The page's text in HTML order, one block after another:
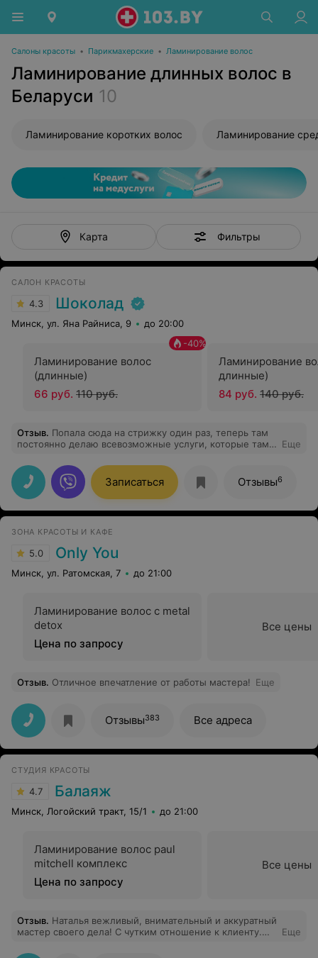
Салоны красоты • Парикмахерские • Ламинирование волос
Ламинирование длинных волос в
Беларуси 10
Ламинирование коротких волос Ламинирование
Карта Фильтры
САЛОН КРАСОТЫ
4.3 Шоколад
Минск, ул. Яна Райниса, 9 до 20:00
Ламинирование волос
(длинные)
-40%
66 руб. 110 руб.
Ламинирование
длинные)
84 руб. 140 руб.
Отзыв. Попала сюда на стрижку один раз, теперь там
постоянно делаю всевозможные услуги, которые там
рекомендую)
Еще
Записаться Отзывы6
ЗОНА КРАСОТЫ И КАФЕ
5.0 Only You
Минск, ул. Ратомская, 7 до 21:00
Ламинирование волос с metal
detox
Цена по запросу
Все цены
Отзыв. Отличное впечатление от работы мастера! Еще
Отзывы383 Все адреса
СТУДИЯ КРАСОТЫ
4.7 Балаяж
Минск, Логойский тракт, 15/1 до 21:00
Ламинирование волос paul
mitchell комплекс
Цена по запросу
Все цены
Отзыв. Наталья вежливый, внимательный и аккуратный
мастер своего дела! С чутким отношение к клиенту.
Еще